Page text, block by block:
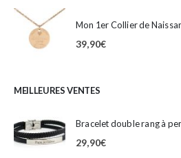
Mon 1er Collier de
39,90€
MEILLEURES VENTES
Bracelet double rang à
29,90€